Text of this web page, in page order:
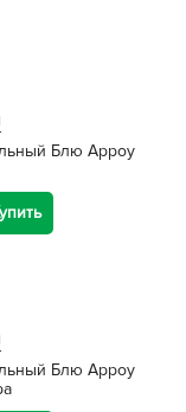
Блю Арроу
Блю Арроу